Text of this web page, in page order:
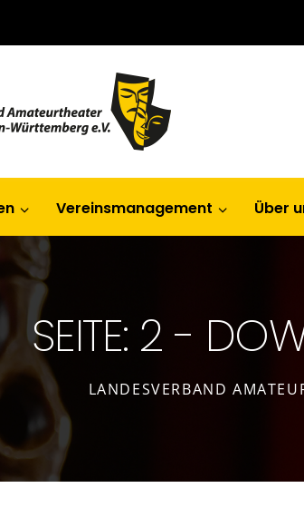
Vereinsmanagement Über
SEITE: 2 -
LANDESVERBAND